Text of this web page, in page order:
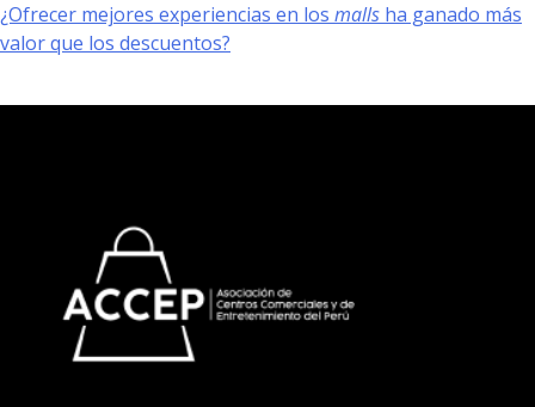
¿Ofrecer mejores experiencias en los malls ha ganado más
valor que los descuentos?